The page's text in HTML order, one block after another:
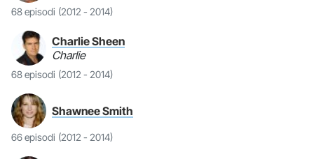
68 episodi (2012 - 2014)
Charlie Sheen
Charlie
68 episodi (2012 - 2014)
Shawnee Smith
66 episodi (2012 - 2014)